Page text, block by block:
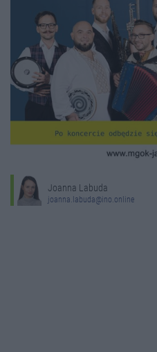
Joanna Labuda
joanna.labuda@ino.online